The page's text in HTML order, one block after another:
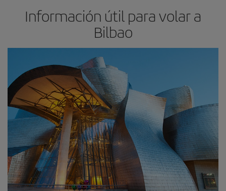
Información útil para volar a
Bilbao